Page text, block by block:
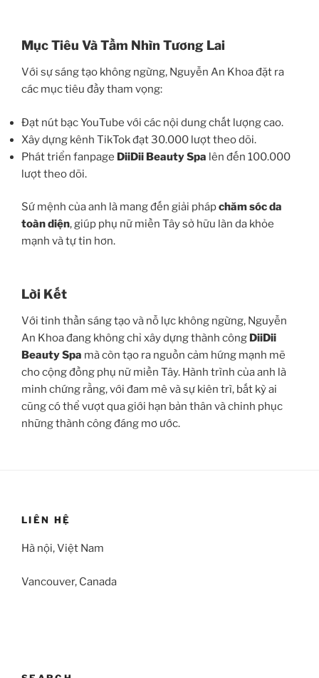
Mục Tiêu Và Tầm Nhìn Tương Lai
Với sự sáng tạo không ngừng, Nguyễn An Khoa đặt ra
các mục tiêu đầy tham vọng:
Đạt nút bạc YouTube với các nội dung chất lượng cao.
Xây dựng kênh TikTok đạt 30.000 lượt theo dõi.
Phát triển fanpage DiiDii Beauty Spa lên đến 100.000
lượt theo dõi.
Sứ mệnh của anh là mang đến giải phápchăm sóc da
toàn diện, giúp phụ nữ miền Tây sở hữu làn da khỏe
mạnh và tự tin hơn.
Lời Kết
Với tinh thần sáng tạo và nỗ lực không ngừng, Nguyễn
An Khoa đang không chỉ xây dựng thành công DiiDii
Beauty Spa mà còn tạo ra nguồn cảm hứng mạnh mẽ
cho cộng đồng phụ nữ miền Tây. Hành trình của anh là
minh chứng rằng, với đam mê và sự kiên trì, bất kỳ ai
cũng có thể vượt qua giới hạn bản thân và chinh phục
những thành công đáng mơ ước.
LIÊN HỆ
Hà nội, Việt Nam
Vancouver, Canada